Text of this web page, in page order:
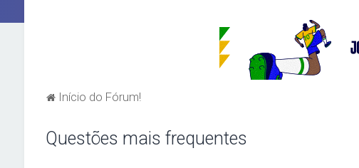
Início do Fórum!
Questões mais frequentes